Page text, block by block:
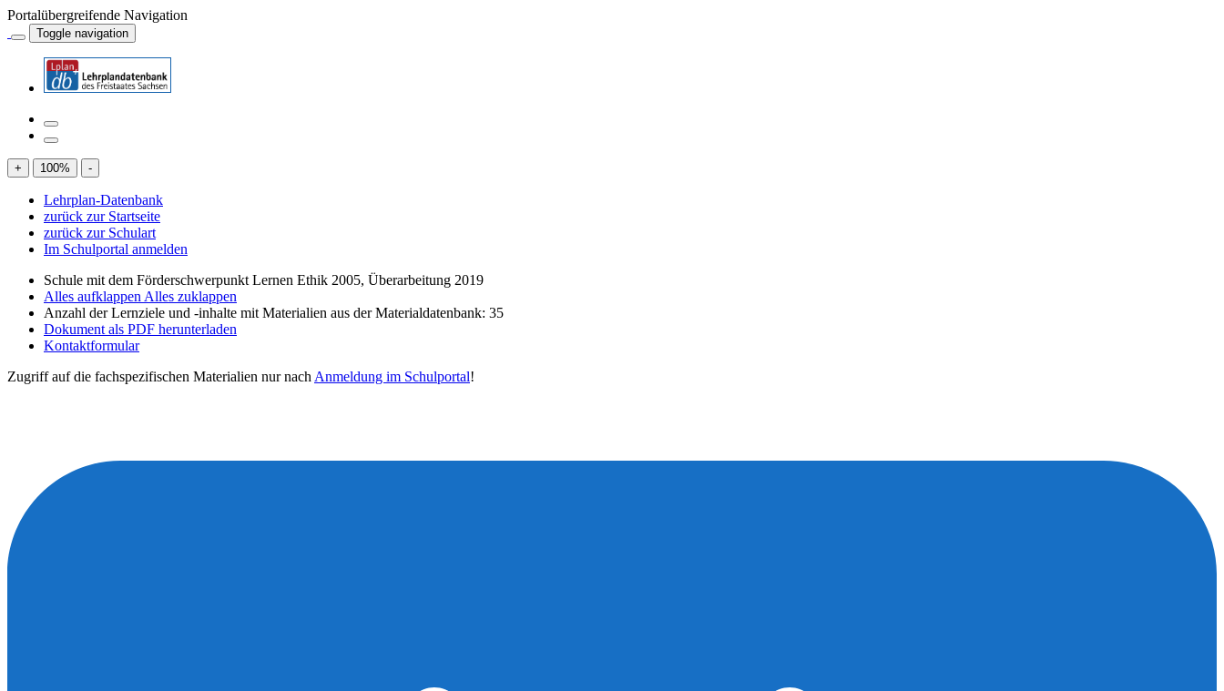
Portalübergreifende Navigation
Toggle navigation
+ 100% -
Lehrplan-Datenbank
zurück zur Startseite
zurück zur Schulart
Im Schulportal anmelden
Schule mit dem Förderschwerpunkt Lernen Ethik 2005, Überarbeitung 2019
Alles aufklappen Alles zuklappen
Anzahl der Lernziele und -inhalte mit Materialien aus der Materialdatenbank: 35
Dokument als PDF herunterladen
Kontaktformular
Zugriff auf die fachspezifischen Materialien nur nach Anmeldung im Schulportal!